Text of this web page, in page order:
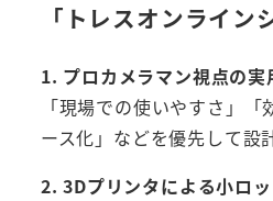
「トレスオンライン
1. プロカメラマン視点の実
「現場での使いやすさ」
ース化」などを優先して設
2. 3Dプリンタによる小ロ